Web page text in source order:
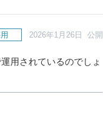
2026年1月26日 公開
用されているのでしょ